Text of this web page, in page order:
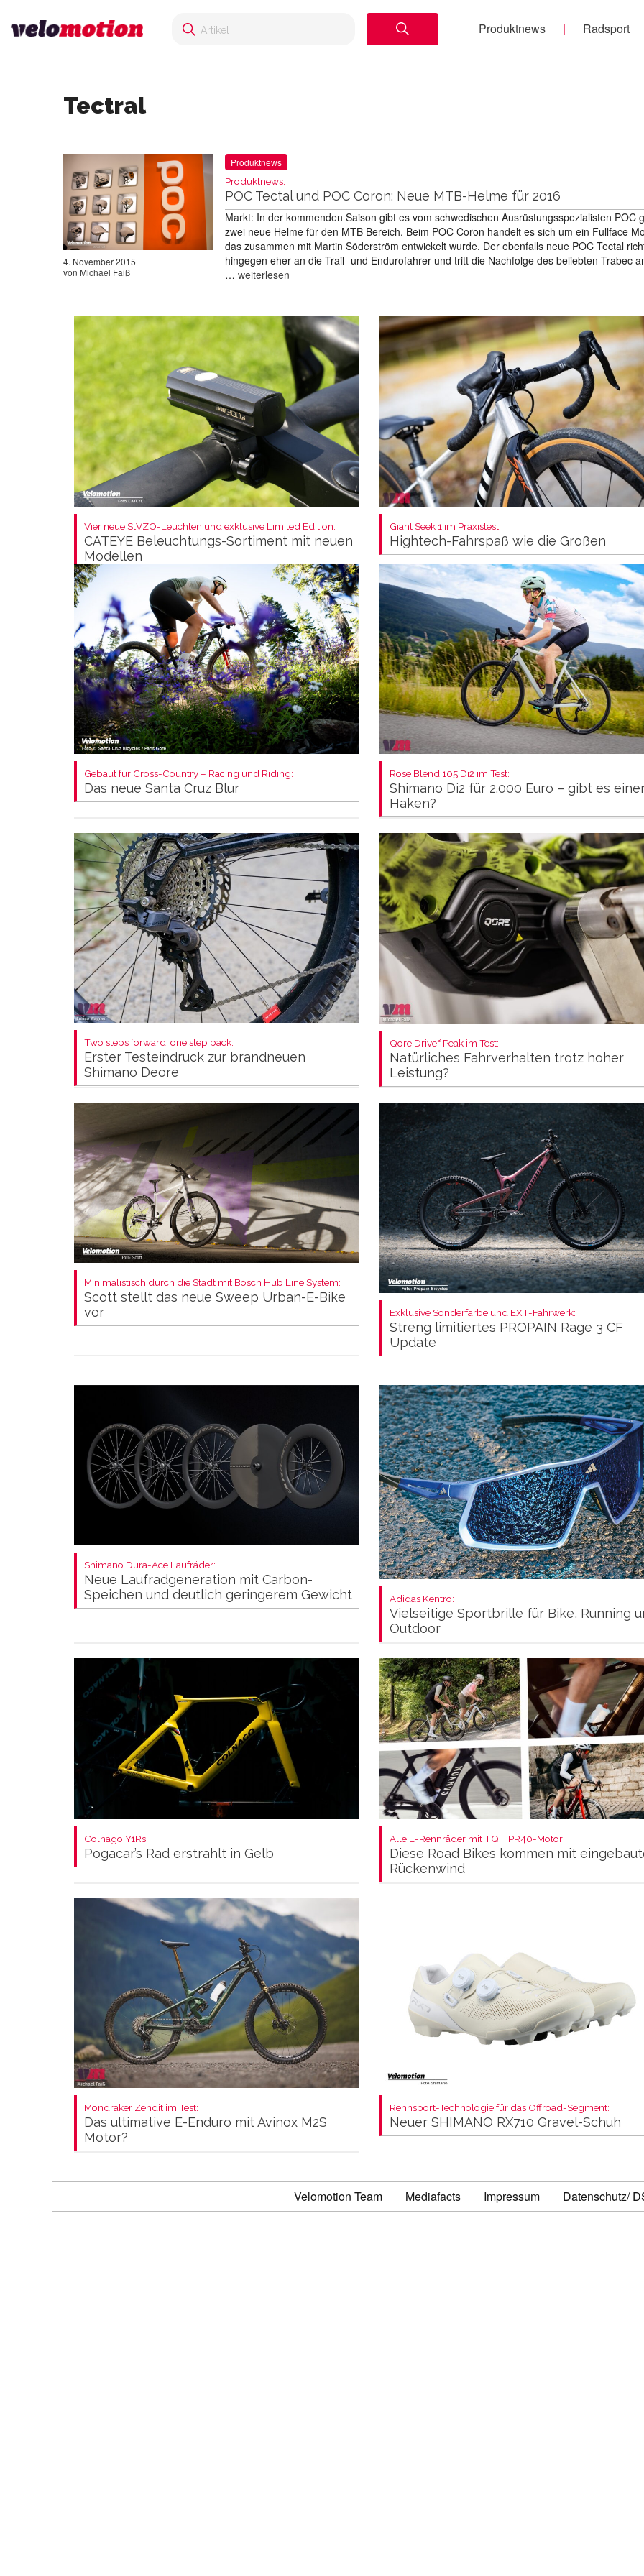
Produktnews Radsport
Tectral
4. November 2015
von Michael Faiß
Produktnews
Produktnews:
POC Tectal und POC Coron: Neue MTB-Helme für 2016
Markt: In der kommenden Saison gibt es vom schwedischen Ausrüstungsspezialisten POC
zwei neue Helme für den MTB Bereich. Beim POC Coron handelt es sich um ein Fullface
das zusammen mit Martin Söderström entwickelt wurde. Der ebenfalls neue POC Tectal
hingegen eher an die Trail- und Endurofahrer und tritt die Nachfolge des beliebten Trabec
… weiterlesen
Vier neue StVZO-Leuchten und exklusive Limited Edition:
CATEYE Beleuchtungs-Sortiment mit neuen
Modellen
Giant Seek 1 im Praxistest:
Hightech-Fahrspaß wie die Großen
Gebaut für Cross-Country – Racing und Riding:
Das neue Santa Cruz Blur
Rose Blend 105 Di2 im Test:
Shimano Di2 für 2.000 Euro – gibt es
Haken?
Two steps forward, one step back:
Erster Testeindruck zur brandneuen
Shimano Deore
Qore Drive³ Peak im Test:
Natürliches Fahrverhalten trotz hoher
Leistung?
Minimalistisch durch die Stadt mit Bosch Hub Line System:
Scott stellt das neue Sweep Urban-E-Bike
vor
Exklusive Sonderfarbe und EXT-Fahrwerk:
Streng limitiertes PROPAIN Rage 3 CF
Update
Shimano Dura-Ace Laufräder:
Neue Laufradgeneration mit Carbon-
Speichen und deutlich geringerem Gewicht
Adidas Kentro:
Vielseitige Sportbrille für Bike, Running
Outdoor
Colnago Y1Rs:
Pogacar’s Rad erstrahlt in Gelb
Alle E-Rennräder mit TQ HPR40-Motor:
Diese Road Bikes kommen mit
Rückenwind
Mondraker Zendit im Test:
Das ultimative E-Enduro mit Avinox M2S
Motor?
Rennsport-Technologie für das Offroad-Segment:
Neuer SHIMANO RX710 Gravel-Schuh
Velomotion Team Mediafacts Impressum Datenschutz/